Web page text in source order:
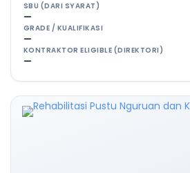
SBU (DARI SYARAT)
—
GRADE / KUALIFIKASI
—
KONTRAKTOR ELIGIBLE (DIREKTORI)
—